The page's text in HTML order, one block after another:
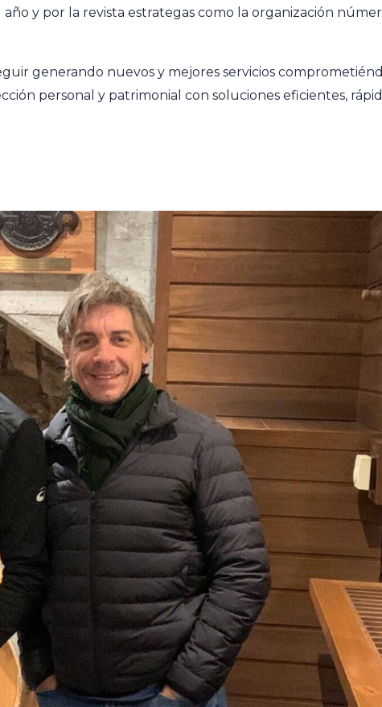
y por la revista estrategas como la organización
generando nuevos y mejores servicios
personal y patrimonial con soluciones eficientes,